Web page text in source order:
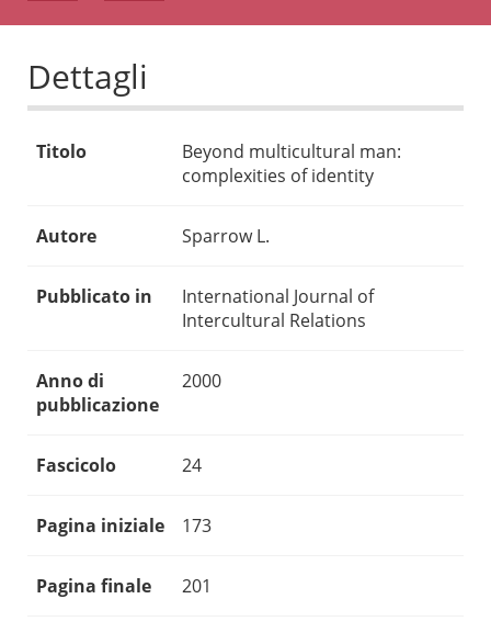
Dettagli
Titolo
Beyond multicultural man:
complexities of identity
Autore Sparrow L.
Pubblicato in
International Journal of
Intercultural Relations
Anno di
pubblicazione
2000
Fascicolo 24
Pagina iniziale 173
Pagina finale 201